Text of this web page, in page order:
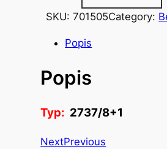
o
ž
s
v
o
n
a
SKU: 701505Category:
Popis
Popis
Typ: 2737/8+1
NextPrevious